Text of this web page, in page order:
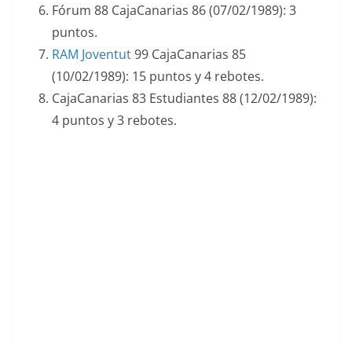
Fórum 88 CajaCanarias 86 (07/02/1989): 3
puntos.
RAM Joventut99 CajaCanarias 85
(10/02/1989): 15 puntos y 4 rebotes.
CajaCanarias 83 Estudiantes 88 (12/02/1989):
4 puntos y 3 rebotes.